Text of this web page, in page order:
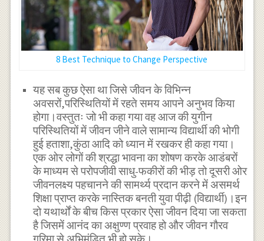
8 Best Technique to Change Perspective
यह सब कुछ ऐसा था जिसे जीवन के विभिन्न
अवसरों,परिस्थितियों में रहते समय आपने अनुभव किया
होगा।वस्तुतः जो भी कहा गया वह आज की युगीन
परिस्थितियों में जीवन जीने वाले सामान्य विद्यार्थी की भोगी
हुई हताशा,कुंठा आदि को ध्यान में रखकर ही कहा गया।
एक ओर लोगों की श्रद्धा भावना का शोषण करके आडंबरों
के माध्यम से परोपजीवी साधु-फकीरों की भीड़ तो दूसरी ओर
जीवनलक्ष्य पहचानने की सामर्थ्य प्रदान करने में असमर्थ
शिक्षा प्राप्त करके नास्तिक बनती युवा पीढ़ी (विद्यार्थी)।इन
दो यथार्थों के बीच किस प्रकार ऐसा जीवन दिया जा सकता
है जिसमें आनंद का अक्षुण्ण प्रवाह हो और जीवन गौरव